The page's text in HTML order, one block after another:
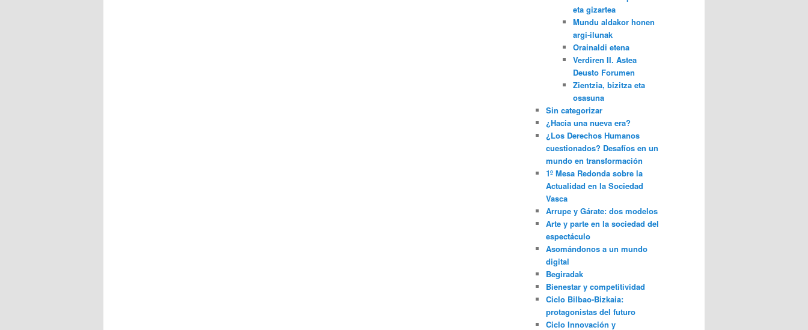
eta gizartea
Mundu aldakor honen
argi-ilunak
Orainaldi etena
Verdiren II. Astea
Deusto Forumen
Zientzia, bizitza eta
osasuna
Sin categorizar
¿Hacia una nueva era?
¿Los Derechos Humanos
cuestionados? Desafíos en un
mundo en transformación
1º Mesa Redonda sobre la
Actualidad en la Sociedad
Vasca
Arrupe y Gárate: dos modelos
Arte y parte en la sociedad del
espectáculo
Asomándonos a un mundo
digital
Begiradak
Bienestar y competitividad
Ciclo Bilbao-Bizkaia:
protagonistas del futuro
Ciclo Innovación y